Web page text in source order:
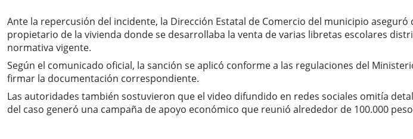
Ante la repercusión del incidente, la Dirección Estatal de Comercio del municipio
propietario de la vivienda donde se desarrollaba la venta de varias libretas escolares
normativa vigente.
Según el comunicado oficial, la sanción se aplicó conforme a las regulaciones del
firmar la documentación correspondiente.
Las autoridades también sostuvieron que el video difundido en redes sociales omitía
del caso generó una campaña de apoyo económico que reunió alrededor de 100.000